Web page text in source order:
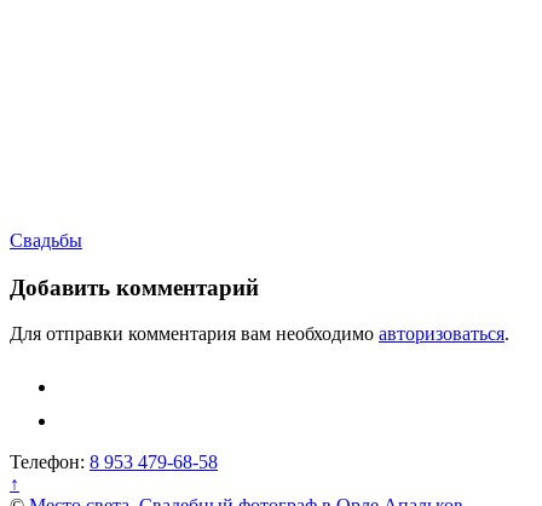
Навигация
по
записям
Свадьбы
Добавить комментарий
Для отправки комментария вам необходимо авторизоваться.
Телефон: 8 953 479-68-58
↑